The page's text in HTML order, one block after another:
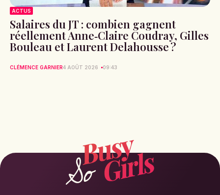
ACTUS
Salaires du JT : combien gagnent
réellement Anne‑Claire Coudray, Gilles
Bouleau et Laurent Delahousse ?
CLÉMENCE GARNIER4 AOÛT 2026 09:43